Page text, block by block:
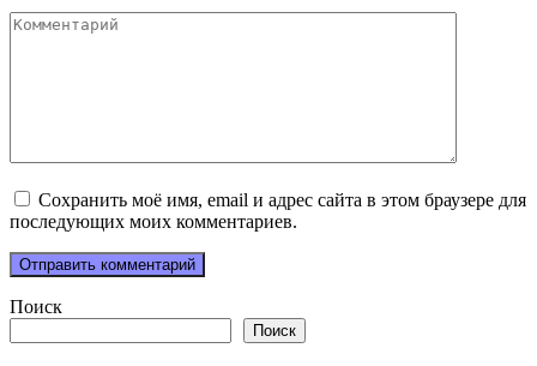
Комментарий
Сохранить моё имя, email и адрес сайта в этом браузере для
последующих моих комментариев.
Поиск
Поиск